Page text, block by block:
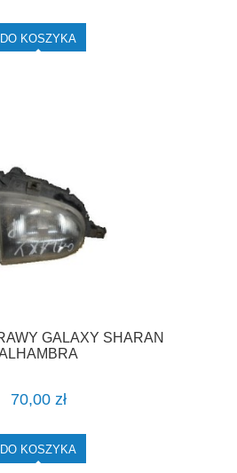
DO KOSZYKA
GALAXY SHARAN
70,00 zł
DO KOSZYKA